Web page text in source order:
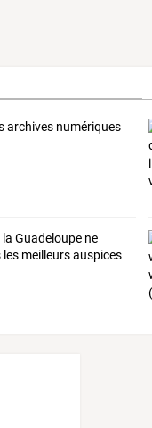
archives numériques
la Guadeloupene
lesmeilleursauspices